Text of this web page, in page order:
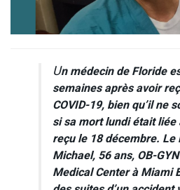
Un médecin de Floride
semaines après avoir
COVID-19, bien qu’il ne
si sa mort lundi était liée
reçu le 18 décembre. Le
Michael, 56 ans, OB-
Medical Center à Miami